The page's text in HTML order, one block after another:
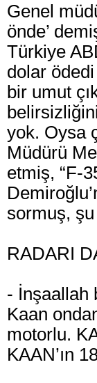
Genel
önde’
Türkiye
dolar
bir umut
yok. Oysa
Müdürü
etmiş, “F-
sormuş, şu
RADARI
- İnşaallah
Kaan
motorlu.
KAAN’ın